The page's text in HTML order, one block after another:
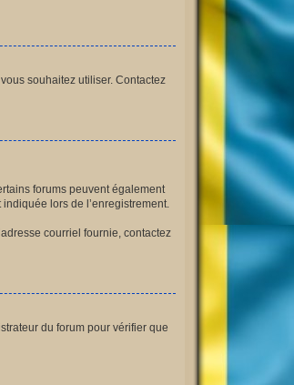
souhaitez utiliser. Contactez
forums peuvent également
lors de l’enregistrement.
courriel fournie, contactez
du forum pour vérifier que